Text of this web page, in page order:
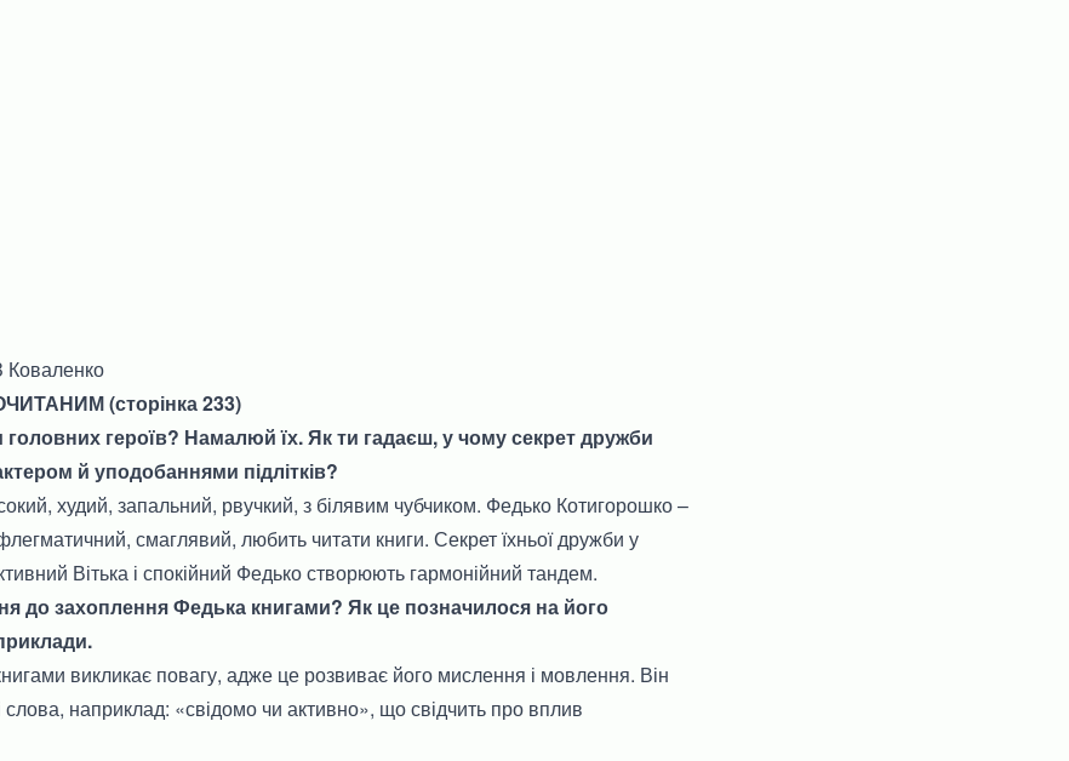
Коваленко
(сторінка 233)
героїв? Намалюй їх. Як ти гадаєш, у чому секрет дружби
й уподобаннями підлітків?
худий, запальний, рвучкий, з білявим чубчиком. Федько Котигорошко –
смаглявий, любить читати книги. Секрет їхньої дружби у
Вітька і спокійний Федько створюють гармонійний тандем.
до захоплення Федька книгами? Як це позначилося на його
викликає повагу, адже це розвиває його мислення і мовлення. Він
слова, наприклад: «свідомо чи активно», що свідчить про вплив